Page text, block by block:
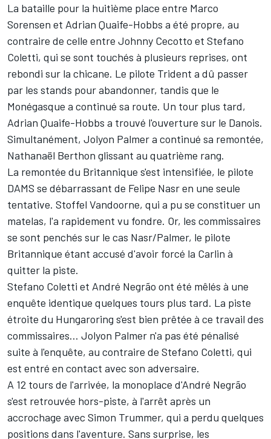
La bataille pour la huitième place entre Marco
Sorensen et Adrian Quaife-Hobbs a été propre, au
contraire de celle entre Johnny Cecotto et Stefano
Coletti, qui se sont touchés à plusieurs reprises, ont
rebondi sur la chicane. Le pilote Trident a dû passer
par les stands pour abandonner, tandis que le
Monégasque a continué sa route. Un tour plus tard,
Adrian Quaife-Hobbs a trouvé l'ouverture sur le Danois.
Simultanément, Jolyon Palmer a continué sa remontée,
Nathanaël Berthon glissant au quatrième rang.
La remontée du Britannique s'est intensifiée, le pilote
DAMS se débarrassant de Felipe Nasr en une seule
tentative. Stoffel Vandoorne, qui a pu se constituer un
matelas, l'a rapidement vu fondre. Or, les commissaires
se sont penchés sur le cas Nasr/Palmer, le pilote
Britannique étant accusé d'avoir forcé la Carlin à
quitter la piste.
Stefano Coletti et André Negrão ont été mêlés à une
enquête identique quelques tours plus tard. La piste
étroite du Hungaroring s'est bien prêtée à ce travail des
commissaires... Jolyon Palmer n'a pas été pénalisé
suite à l'enquête, au contraire de Stefano Coletti, qui
est entré en contact avec son adversaire.
A 12 tours de l'arrivée, la monoplace d'André Negrão
s'est retrouvée hors-piste, à l'arrêt après un
accrochage avec Simon Trummer, qui a perdu quelques
positions dans l'aventure. Sans surprise, les